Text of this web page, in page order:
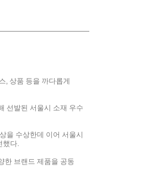
, 상품 등을 까다롭게
선발된 서울시 소재 우수
을 수상한데 이어 서울시
했다.
한 브랜드 제품을 공동